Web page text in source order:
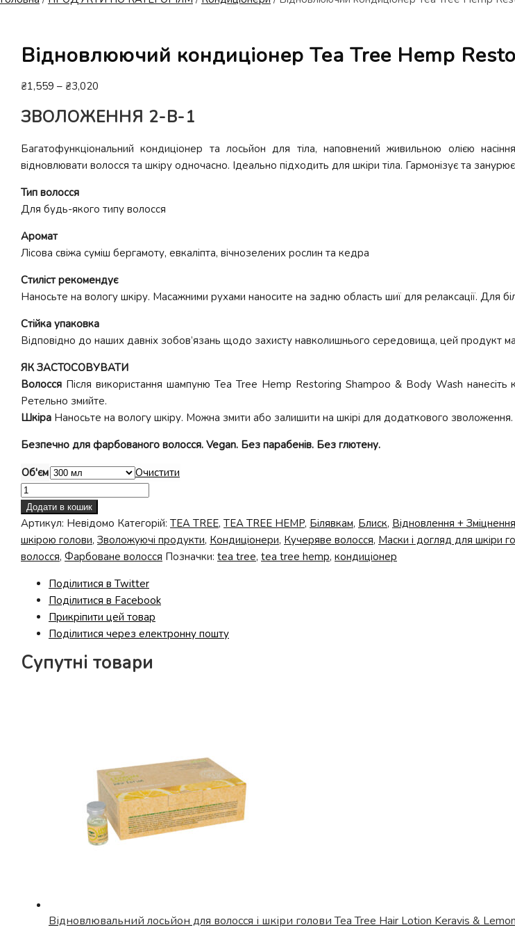
Відновлюючий кондиціонер Tea Tree Hemp
₴1,559 – ₴3,020
від
до
₴3,020
ЗВОЛОЖЕННЯ 2-В-1
Багатофункціональний кондиціонер та лосьйон для тіла, наповнений живильною олією
відновлювати волосся та шкіру одночасно. Ідеально підходить для шкіри тіла. Гармонізує та
Тип волосся
Для будь-якого типу волосся
Аромат
Лісова свіжа суміш бергамоту, евкаліпта, вічнозелених рослин та кедра
Стиліст рекомендує
Наносьте на вологу шкіру. Масажними рухами наносите на задню область шиї для релаксації. Для
Стійка упаковка
Відповідно до наших давніх зобов’язань щодо захисту навколишнього середовища, цей продукт
ЯК ЗАСТОСОВУВАТИ
Волосся Після використання шампуню Tea Tree Hemp Restoring Shampoo & Body Wash
Ретельно змийте.
Шкіра Наносьте на вологу шкіру. Можна змити або залишити на шкірі для додаткового зволоження.
Безпечно для фарбованого волосся. Vegan. Без парабенів. Без глютену.
Об'єм
Очистити
Відновлюючий
кондиціонер
Tea
Tree
Hemp
Conditioner
Body
Lotion
кількість
Додати в кошик
Артикул: Невідомо Категорій: TEA TREE, TEA TREE HEMP, Білявкам, Блиск, Відновлення + Зміцнення
шкірою голови, Зволожуючі продукти, Кондиціонери, Кучеряве волосся, Маски і догляд для шкіри
волосся, Фарбоване волосся Позначки: tea tree, tea tree hemp, кондиціонер
Поділитися в Twitter
Поділитися в Facebook
Прикріпити цей товар
Поділитися через електронну пошту
Супутні товари
Відновлювальний лосьйон для волосся і шкіри голови Tea Tree Hair Lotion Keravis &